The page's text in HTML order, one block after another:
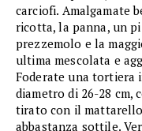
carciofi. Amalgamate
ricotta, la panna, un
prezzemolo e la
ultima mescolata e
Foderate una tortiera
diametro di 26-28 cm,
tirato con il
abbastanza sottile.